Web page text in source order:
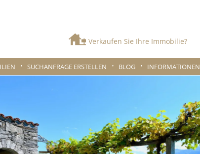
Verkaufen Sie Ihre Immobilie?
SUCHANFRAGE ERSTELLEN BLOG INFORMATIONEN